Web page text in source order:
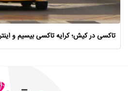
تاکسی در کیش؛ کرایه تاکسی بیسیم و